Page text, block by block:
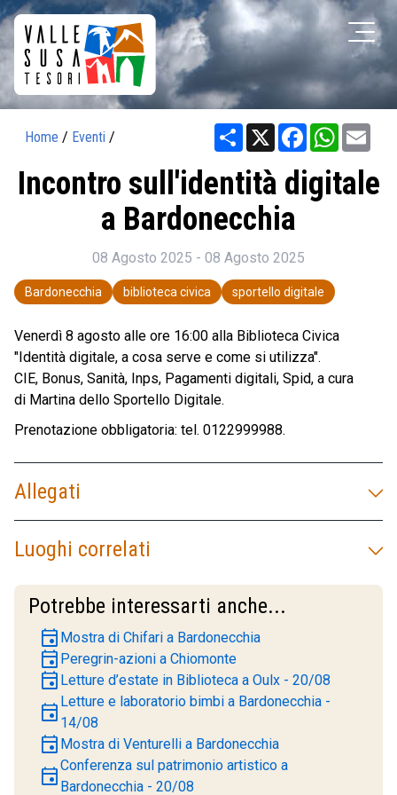
Home / Eventi / Share X Facebook
Incontro sull'identità digitale
a Bardonecchia
08 Agosto 2025 - 08 Agosto 2025
Bardonecchia biblioteca civica sportello digitale
Venerdì 8 agosto alle ore 16:00 alla Biblioteca Civica
"Identità digitale, a cosa serve e come si utilizza".
CIE, Bonus, Sanità, Inps, Pagamenti digitali, Spid, a cura
di Martina dello Sportello Digitale.
Prenotazione obbligatoria: tel. 0122999988.
Allegati
Luoghi correlati
Potrebbe interessarti anche...
event Mostra di Chifari a Bardonecchia
event Peregrin-azioni a Chiomonte
event Letture d’estate in Biblioteca a Oulx - 20/08
event Letture e laboratorio bimbi a Bardonecchia -
14/08
event Mostra di Venturelli a Bardonecchia
eventConferenza sul patrimonio artistico a
Bardonecchia - 20/08